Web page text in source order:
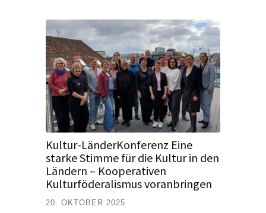
Kultur-LänderKonferenz Eine
starke Stimme für die Kultur in den
Ländern – Kooperativen
Kulturföderalismus voranbringen
20. OKTOBER 2025